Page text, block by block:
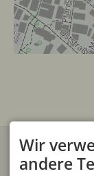
KONTAKT
Wir
andere